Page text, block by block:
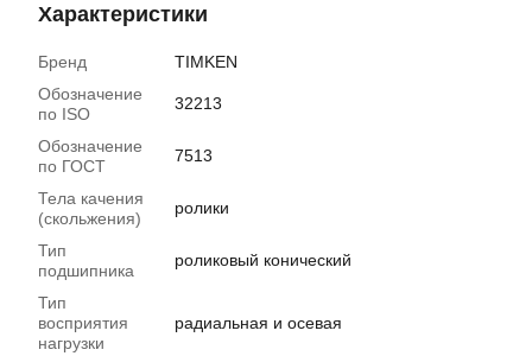
Характеристики
Бренд
TIMKEN
Обозначение
по ISO
32213
Обозначение
по ГОСТ
7513
Тела качения
(скольжения)
ролики
Тип
подшипника
роликовый конический
Тип
восприятия
нагрузки
радиальная и осевая